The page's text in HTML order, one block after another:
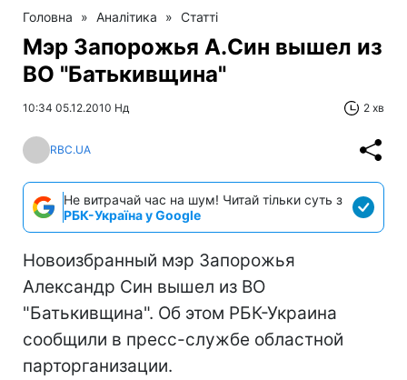
Головна » Аналітика » Статті
Мэр Запорожья А.Син вышел из
ВО "Батькивщина"
10:34 05.12.2010 Нд 2 хв
RBC.UA
Не витрачай час на шум! Читай тільки суть з
РБК-Україна у Google
Новоизбранный мэр Запорожья
Александр Син вышел из ВО
"Батькивщина". Об этом РБК-Украина
сообщили в пресс-службе областной
парторганизации.